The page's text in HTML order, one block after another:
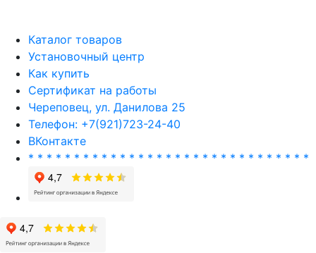
Каталог товаров
Установочный центр
Как купить
Сертификат на работы
Череповец, ул. Данилова 25
Телефон: +7(921)723-24-40
ВКонтакте
* * * * * * * * * * * * * * * * * * * * * * * * * * * * * * *